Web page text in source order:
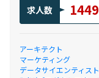
求人数 1449
アーキテクト
マーケティング
データサイエンティス